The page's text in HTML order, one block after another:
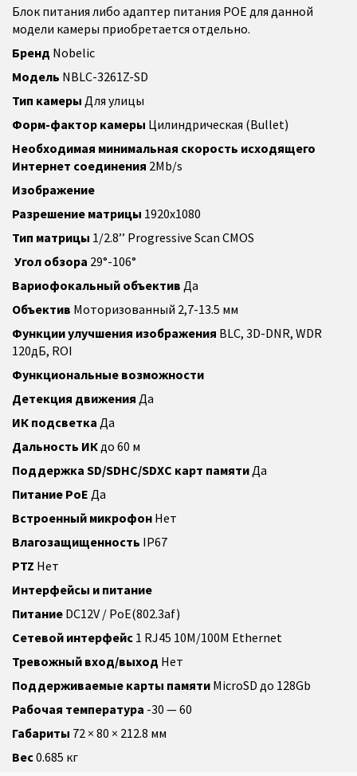
Блок питания либо адаптер питания POE для данной
модели камеры приобретается отдельно.
Бренд Nobelic
Модель NBLC-3261Z-SD
Тип камеры Для улицы
Форм-фактор камеры Цилиндрическая (Bullet)
Необходимая минимальная скорость исходящего
Интернет соединения 2Mb/s
Изображение
Разрешение матрицы 1920x1080
Тип матрицы 1/2.8’’ Progressive Scan CMOS
Угол обзора 29°-106°
Вариофокальный объектив Да
Объектив Моторизованный 2,7-13.5 мм
Функции улучшения изображения BLC, 3D-DNR, WDR
120дБ, ROI
Функциональные возможности
Детекция движения Да
ИК подсветка Да
Дальность ИК до 60 м
Поддержка SD/SDHC/SDXC карт памяти Да
Питание PoE Да
Встроенный микрофон Нет
Влагозащищенность IP67
PTZ Нет
Интерфейсы и питание
Питание DC12V / PoE(802.3af)
Сетевой интерфейс 1 RJ45 10M/100M Ethernet
Тревожный вход/выход Нет
Поддерживаемые карты памяти MicroSD до 128Gb
Рабочая температура -30 — 60
Габариты 72 × 80 × 212.8 мм
Вес0.685 кг